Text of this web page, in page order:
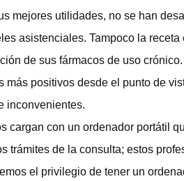
mejores utilidades, no se han
asistenciales. Tampoco la
de sus fármacos de uso crónico.
más positivos desde el punto de
inconvenientes.
cargan con un ordenador portátil
trámites de la consulta; estos
el privilegio de tener un